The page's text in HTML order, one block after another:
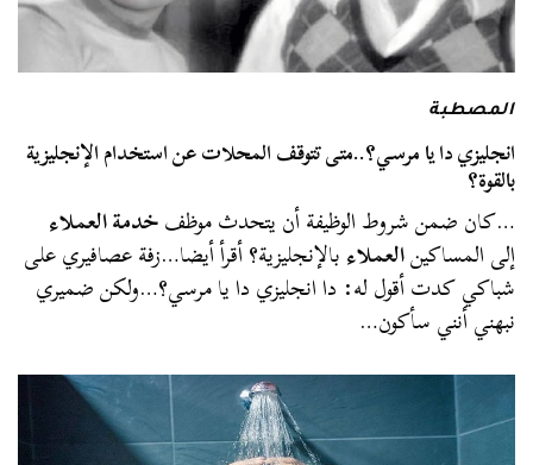
المصطبة
انجليزي دا يا مرسي؟..متى تتوقف المحلات عن استخدام الإنجليزية
بالقوة؟
…كان ضمن شروط الوظيفة أن يتحدث موظفخدمة العملاء
إلى المساكينالعملاءبالإنجليزية؟ أقرأ أيضا…زفة عصافيري على
شباكي كدت أقول له: دا انجليزي دا يا مرسي؟…ولكن ضميري
نبهني أنني سأكون…